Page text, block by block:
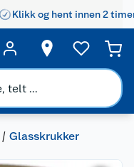
Klikk og hent innen 2
Glasskrukker